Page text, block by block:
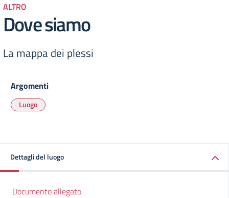
ALTRO
Dove siamo
La mappa dei plessi
Argomenti
Luogo
Dettagli del luogo
Documento allegato